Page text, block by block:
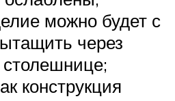
можно будет с
через
столешнице;
конструкция